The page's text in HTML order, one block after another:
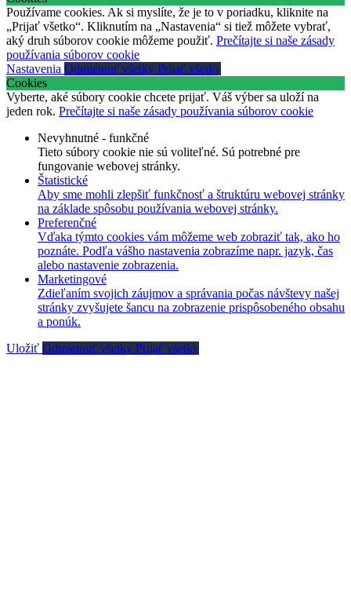
Používame cookies. Ak si myslíte, že je to v poriadku, kliknite na
„Prijať všetko“. Kliknutím na „Nastavenia“ si tiež môžete vybrať,
aký druh súborov cookie môžeme použiť. Prečítajte si naše zásady
používania súborov cookie
Nastavenia Odmietnuť všetky Prijať všetky
Cookies
Vyberte, aké súbory cookie chcete prijať. Váš výber sa uloží na
jeden rok. Prečítajte si naše zásady používania súborov cookie
Nevyhnutné - funkčné
Tieto súbory cookie nie sú voliteľné. Sú potrebné pre
fungovanie webovej stránky.
Štatistické
Aby sme mohli zlepšiť funkčnosť a štruktúru webovej stránky
na základe spôsobu používania webovej stránky.
Preferenčné
Vďaka týmto cookies vám môžeme web zobraziť tak, ako ho
poznáte. Podľa vášho nastavenia zobrazíme napr. jazyk, čas
alebo nastavenie zobrazenia.
Marketingové
Zdieľaním svojich záujmov a správania počas návštevy našej
stránky zvyšujete šancu na zobrazenie prispôsobeného obsahu
a ponúk.
Uložiť Odmietnuť všetky Prijať všetky